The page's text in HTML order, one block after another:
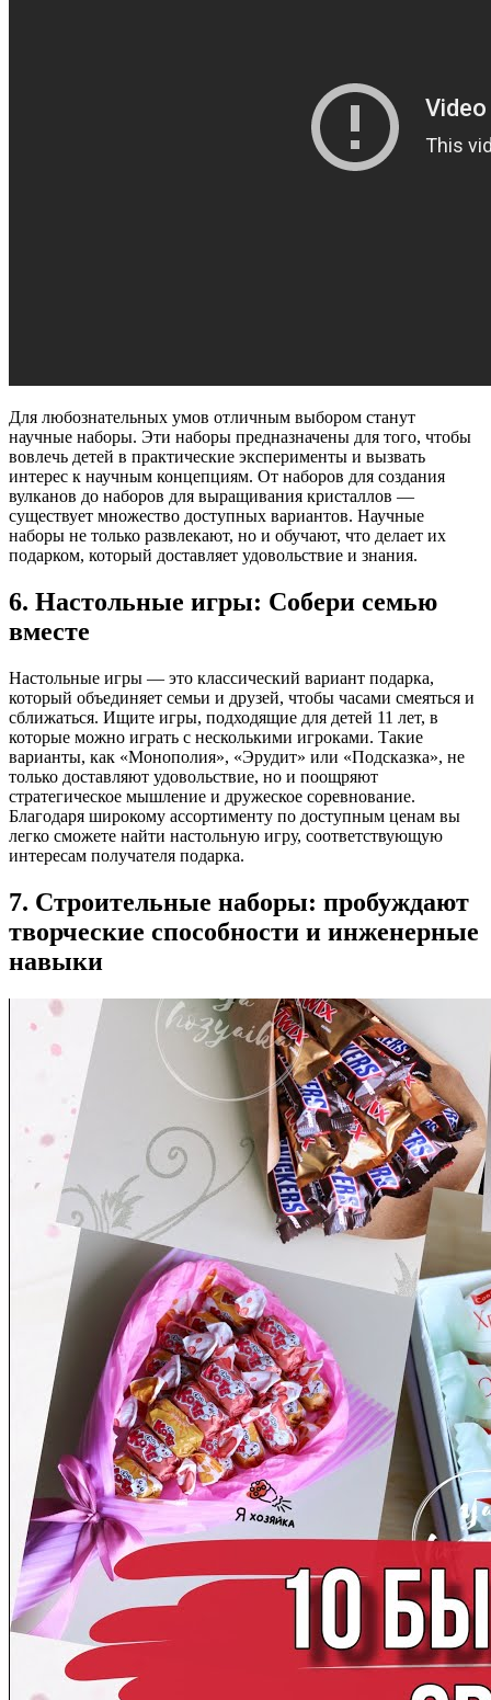
Для любознательных умов отличным выбором станут
научные наборы. Эти наборы предназначены для того, чтобы
вовлечь детей в практические эксперименты и вызвать
интерес к научным концепциям. От наборов для создания
вулканов до наборов для выращивания кристаллов —
существует множество доступных вариантов. Научные
наборы не только развлекают, но и обучают, что делает их
подарком, который доставляет удовольствие и знания.
6. Настольные игры: Собери семью
вместе
Настольные игры — это классический вариант подарка,
который объединяет семьи и друзей, чтобы часами смеяться и
сближаться. Ищите игры, подходящие для детей 11 лет, в
которые можно играть с несколькими игроками. Такие
варианты, как «Монополия», «Эрудит» или «Подсказка», не
только доставляют удовольствие, но и поощряют
стратегическое мышление и дружеское соревнование.
Благодаря широкому ассортименту по доступным ценам вы
легко сможете найти настольную игру, соответствующую
интересам получателя подарка.
7. Строительные наборы: пробуждают
творческие способности и инженерные
навыки